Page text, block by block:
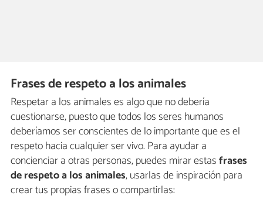
Frases de respeto a los animales
Respetar a los animales es algo que no debería
cuestionarse, puesto que todos los seres humanos
deberíamos ser conscientes de lo importante que es el
respeto hacia cualquier ser vivo. Para ayudar a
concienciar a otras personas, puedes mirar estasfrases
de respeto a los animales, usarlas de inspiración para
crear tus propias frases o compartirlas: